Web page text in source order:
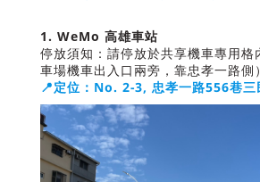
1. WeMo 高雄車站
停放須知：請停放於共享機車專用格
車場機車出入口兩旁，靠忠孝一路側）
📍定位：No. 2-3, 忠孝一路556巷三